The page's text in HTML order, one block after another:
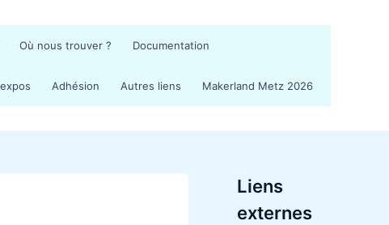
Où nous trouver ? Documentation
Adhésion Autres liens Makerland Metz 2026
Liens
externes